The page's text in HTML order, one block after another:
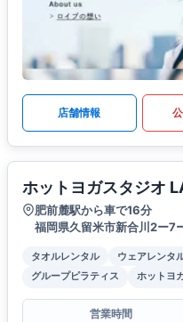
店舗情報
ホットヨガスタジオ
肥前麓駅から車で16分
福岡県久留米市新合川2ー7
タオルレンタル ウェアレンタ
グループピラティス
ホットヨ
営業時間